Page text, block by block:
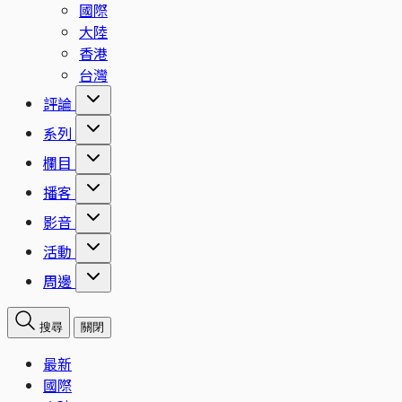
國際
大陸
香港
台灣
評論
系列
欄目
播客
影音
活動
周邊
搜尋 關閉
最新
國際